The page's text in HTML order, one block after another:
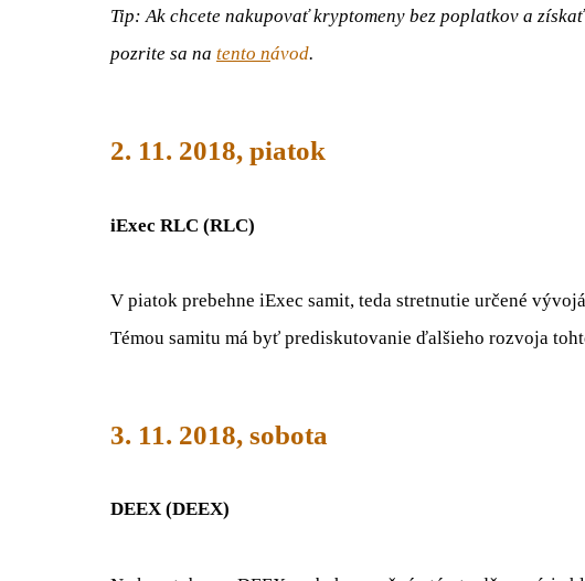
Tip: Ak chcete nakupovať kryptomeny bez poplatkov a
pozrite sa na tento návod.
2. 11. 2018, piatok
iExec RLC (RLC)
V piatok prebehne iExec samit, teda stretnutie určené
Témou samitu má byť prediskutovanie ďalšieho rozvoja
3. 11. 2018, sobota
DEEX (DEEX)